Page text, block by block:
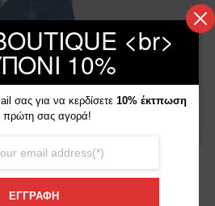
<br>
10%
σας για να κερδίσετε 10% έκτπωση
πρώτη σας αγορά!
ΕΓΓΡΑΦΗ